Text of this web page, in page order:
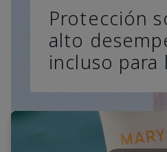
Protección
alto
incluso para